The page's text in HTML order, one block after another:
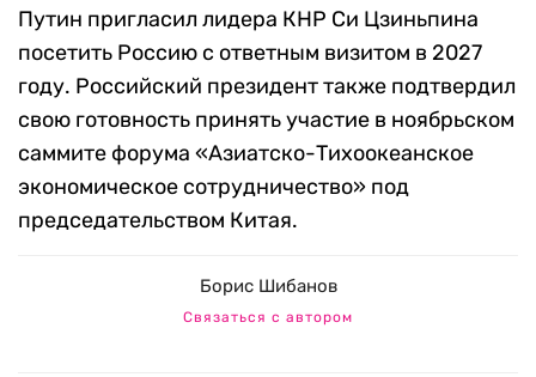
Путин пригласил лидера КНР Си Цзиньпина
посетить Россию с ответным визитом в 2027
году. Российский президент также подтвердил
свою готовность принять участие в ноябрьском
саммите форума «Азиатско-Тихоокеанское
экономическое сотрудничество» под
председательством Китая.
Борис Шибанов
Связаться с автором